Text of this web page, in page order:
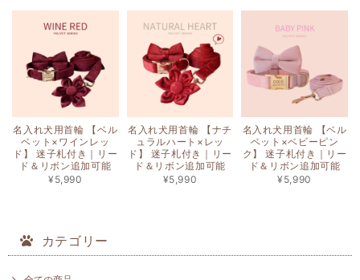
名入れ犬用首輪 【ベル
ベット×ワインレッ
ド】 迷子札付き｜リー
ド＆リボン追加可能
¥5,990
名入れ犬用首輪 【ナチ
ュラルハート×レッ
ド】 迷子札付き｜リー
ド＆リボン追加可能
¥5,990
名入れ犬用首輪 【ベル
ベット×ベビーピン
ク】 迷子札付き｜リー
ド＆リボン追加可能
¥5,990
カテゴリー